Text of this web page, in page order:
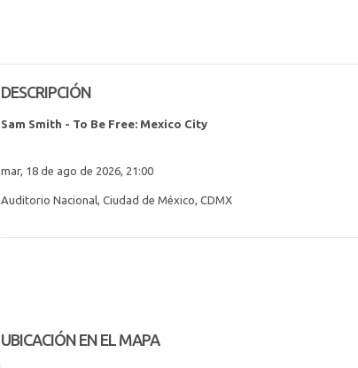
DESCRIPCIÓN
Sam Smith - To Be Free: Mexico City
mar, 18 de ago de 2026, 21:00
Auditorio Nacional, Ciudad de México, CDMX
UBICACIÓN EN EL MAPA